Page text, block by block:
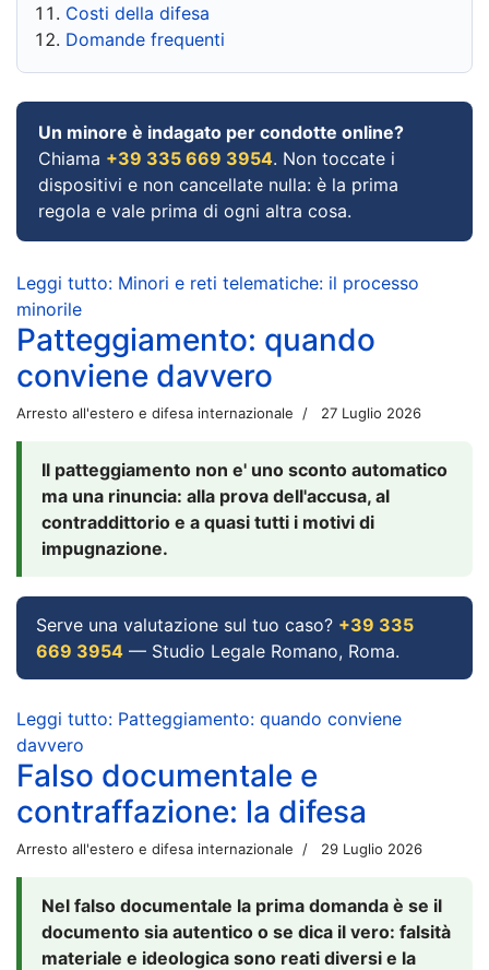
Costi della difesa
Domande frequenti
Un minore è indagato per condotte online?
Chiama +39 335 669 3954. Non toccate i
dispositivi e non cancellate nulla: è la prima
regola e vale prima di ogni altra cosa.
Leggi tutto: Minori e reti telematiche: il processo
minorile
Patteggiamento: quando
conviene davvero
Arresto all'estero e difesa internazionale 27 Luglio 2026
Il patteggiamento non e' uno sconto automatico
ma una rinuncia: alla prova dell'accusa, al
contraddittorio e a quasi tutti i motivi di
impugnazione.
Serve una valutazione sul tuo caso? +39 335
669 3954 — Studio Legale Romano, Roma.
Leggi tutto: Patteggiamento: quando conviene
davvero
Falso documentale e
contraffazione: la difesa
Arresto all'estero e difesa internazionale 29 Luglio 2026
Nel falso documentale la prima domanda è se il
documento sia autentico o se dica il vero: falsità
materiale e ideologica sono reati diversi e la